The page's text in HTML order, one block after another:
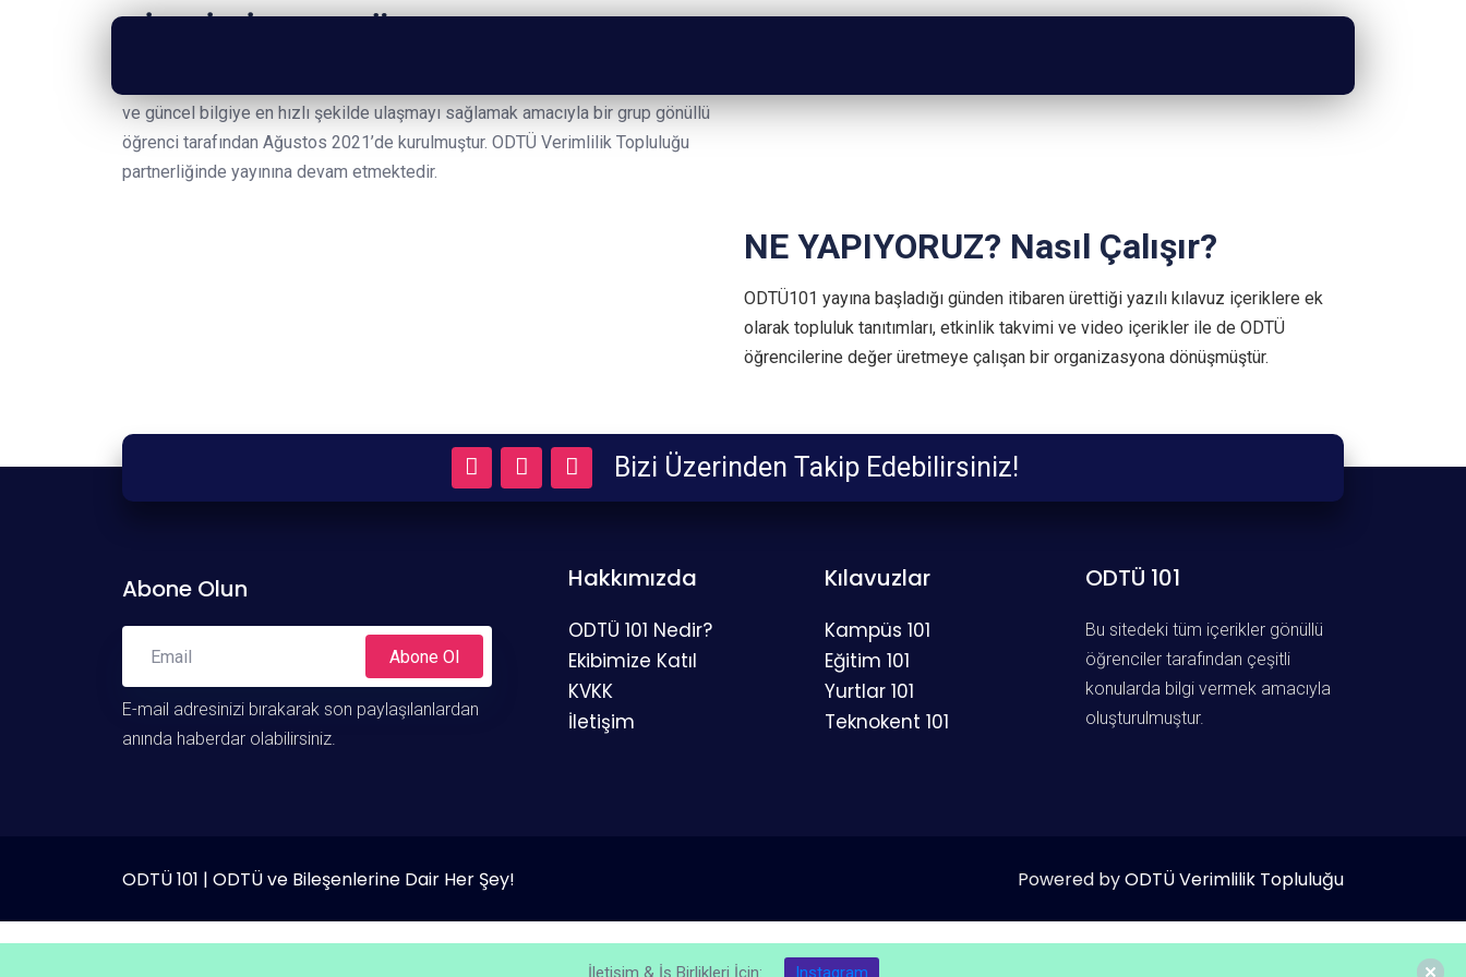
ve güncel bilgiye en hızlı şekilde ulaşmayı sağlamak amacıyla bir grup gönüllü
öğrenci tarafından Ağustos 2021’de kurulmuştur. ODTÜ Verimlilik Topluluğu
partnerliğinde yayınına devam etmektedir.
NE YAPIYORUZ? Nasıl Çalışır?
ODTÜ101 yayına başladığı günden itibaren ürettiği yazılı kılavuz içeriklere ek
olarak topluluk tanıtımları, etkinlik takvimi ve video içerikler ile de ODTÜ
öğrencilerine değer üretmeye çalışan bir organizasyona dönüşmüştür.
Bizi Üzerinden Takip Edebilirsiniz!
Abone Olun
Abone Ol
E-mail adresinizi bırakarak son paylaşılanlardan
anında haberdar olabilirsiniz.
Hakkımızda
ODTÜ 101 Nedir?
Ekibimize Katıl
KVKK
İletişim
Kılavuzlar
Kampüs 101
Eğitim 101
Yurtlar 101
Teknokent 101
ODTÜ 101
Bu sitedeki tüm içerikler gönüllü
öğrenciler tarafından çeşitli
konularda bilgi vermek amacıyla
oluşturulmuştur.
ODTÜ 101 | ODTÜ ve Bileşenlerine Dair Her Şey! Powered byODTÜ Verimlilik Topluluğu
İletişim & İş Birlikleri İçin: Instagram